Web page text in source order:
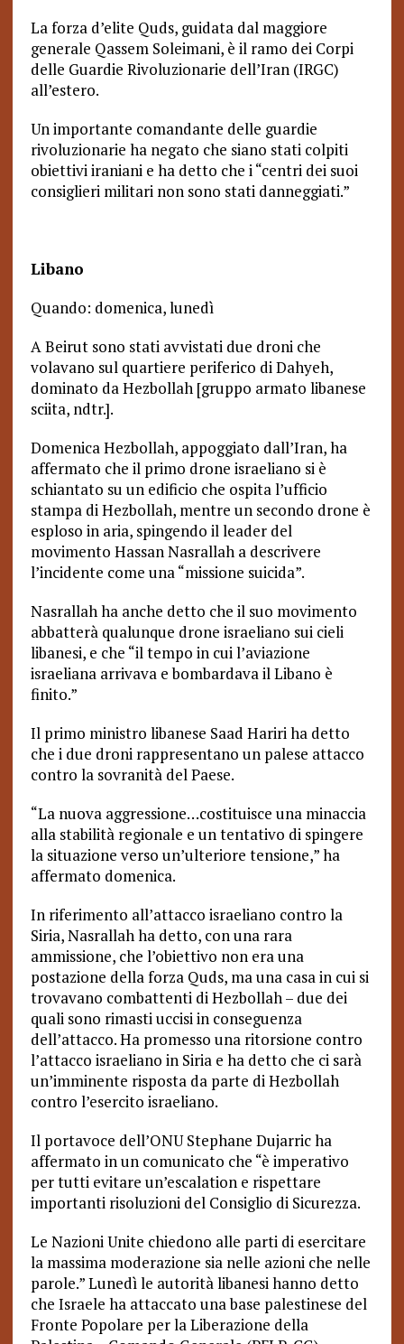
La forza d’elite Quds, guidata dal maggiore
generale Qassem Soleimani, è il ramo dei Corpi
delle Guardie Rivoluzionarie dell’Iran (IRGC)
all’estero.
Un importante comandante delle guardie
rivoluzionarie ha negato che siano stati colpiti
obiettivi iraniani e ha detto che i “centri dei suoi
consiglieri militari non sono stati danneggiati.”
Libano
Quando: domenica, lunedì
A Beirut sono stati avvistati due droni che
volavano sul quartiere periferico di Dahyeh,
dominato da Hezbollah [gruppo armato libanese
sciita, ndtr.].
Domenica Hezbollah, appoggiato dall’Iran, ha
affermato che il primo drone israeliano si è
schiantato su un edificio che ospita l’ufficio
stampa di Hezbollah, mentre un secondo drone è
esploso in aria, spingendo il leader del
movimento Hassan Nasrallah a descrivere
l’incidente come una “missione suicida”.
Nasrallah ha anche detto che il suo movimento
abbatterà qualunque drone israeliano sui cieli
libanesi, e che “il tempo in cui l’aviazione
israeliana arrivava e bombardava il Libano è
finito.”
Il primo ministro libanese Saad Hariri ha detto
che i due droni rappresentano un palese attacco
contro la sovranità del Paese.
“La nuova aggressione…costituisce una minaccia
alla stabilità regionale e un tentativo di spingere
la situazione verso un’ulteriore tensione,” ha
affermato domenica.
In riferimento all’attacco israeliano contro la
Siria, Nasrallah ha detto, con una rara
ammissione, che l’obiettivo non era una
postazione della forza Quds, ma una casa in cui si
trovavano combattenti di Hezbollah – due dei
quali sono rimasti uccisi in conseguenza
dell’attacco. Ha promesso una ritorsione contro
l’attacco israeliano in Siria e ha detto che ci sarà
un’imminente risposta da parte di Hezbollah
contro l’esercito israeliano.
Il portavoce dell’ONU Stephane Dujarric ha
affermato in un comunicato che “è imperativo
per tutti evitare un’escalation e rispettare
importanti risoluzioni del Consiglio di Sicurezza.
Le Nazioni Unite chiedono alle parti di esercitare
la massima moderazione sia nelle azioni che nelle
parole.” Lunedì le autorità libanesi hanno detto
che Israele ha attaccato una base palestinese del
Fronte Popolare per la Liberazione della